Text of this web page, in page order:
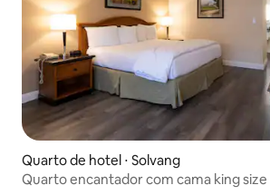
Quarto de hotel ⋅ Solvang
Quarto encantador com cama king